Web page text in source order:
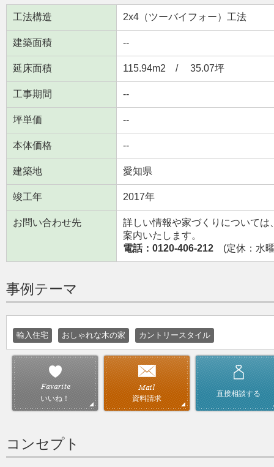
工法構造 2x4（ツーバイフォー）工法
建築面積 --
延床面積 115.94m2 / 35.07坪
工事期間 --
坪単価 --
本体価格 --
建築地 愛知県
竣工年 2017年
お問い合わせ先
詳しい情報や家づくりについて
案内いたします。
電話：0120-406-212 (定休：水
事例テーマ
輸入住宅 おしゃれな木の家 カントリースタイル
いいね！ 資料請求
直接相談する
コンセプト